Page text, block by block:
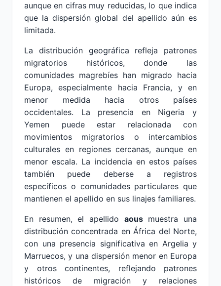
aunque en cifras muy reducidas, lo que indica
que la dispersión global del apellido aún es
limitada.
La distribución geográfica refleja patrones
migratorios históricos, donde las
comunidades magrebíes han migrado hacia
Europa, especialmente hacia Francia, y en
menor medida hacia otros países
occidentales. La presencia en Nigeria y
Yemen puede estar relacionada con
movimientos migratorios o intercambios
culturales en regiones cercanas, aunque en
menor escala. La incidencia en estos países
también puede deberse a registros
específicos o comunidades particulares que
mantienen el apellido en sus linajes familiares.
En resumen, el apellido aousmuestra una
distribución concentrada en África del Norte,
con una presencia significativa en Argelia y
Marruecos, y una dispersión menor en Europa
y otros continentes, reflejando patrones
históricos de migración y relaciones